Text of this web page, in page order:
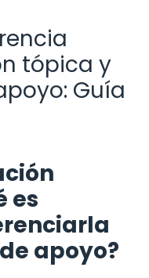
tópica y
Guía
es
apoyo?